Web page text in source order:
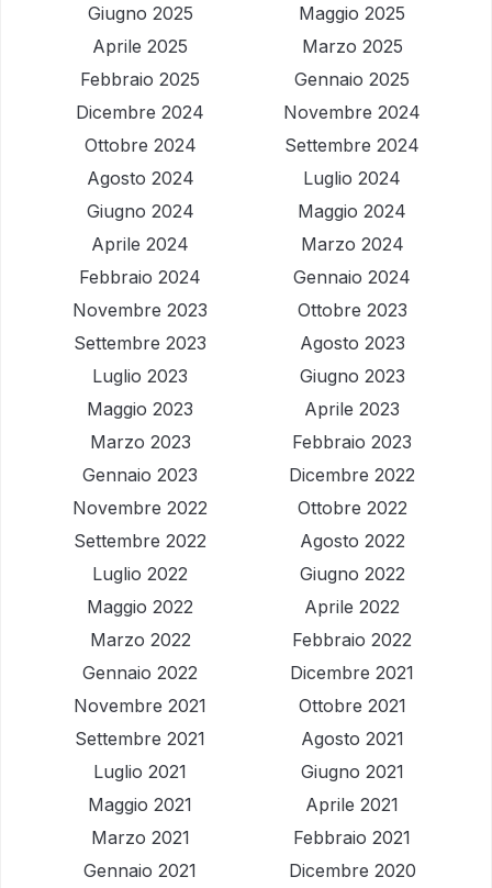
Giugno 2025
Maggio 2025
Aprile 2025
Marzo 2025
Febbraio 2025
Gennaio 2025
Dicembre 2024
Novembre 2024
Ottobre 2024
Settembre 2024
Agosto 2024
Luglio 2024
Giugno 2024
Maggio 2024
Aprile 2024
Marzo 2024
Febbraio 2024
Gennaio 2024
Novembre 2023
Ottobre 2023
Settembre 2023
Agosto 2023
Luglio 2023
Giugno 2023
Maggio 2023
Aprile 2023
Marzo 2023
Febbraio 2023
Gennaio 2023
Dicembre 2022
Novembre 2022
Ottobre 2022
Settembre 2022
Agosto 2022
Luglio 2022
Giugno 2022
Maggio 2022
Aprile 2022
Marzo 2022
Febbraio 2022
Gennaio 2022
Dicembre 2021
Novembre 2021
Ottobre 2021
Settembre 2021
Agosto 2021
Luglio 2021
Giugno 2021
Maggio 2021
Aprile 2021
Marzo 2021
Febbraio 2021
Gennaio 2021
Dicembre 2020